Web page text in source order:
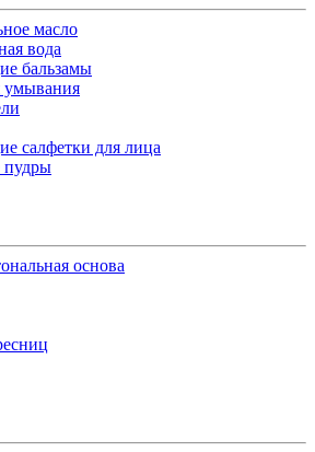
масло
вода
бальзамы
умывания
салфетки для лица
основа